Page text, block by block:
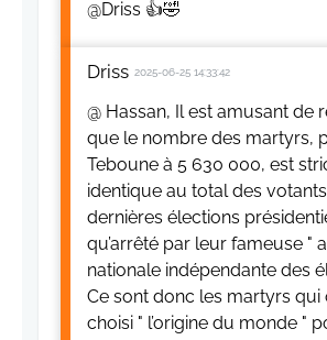
@Driss 👍🤣
Driss 2025-06-25 14:33:42
@ Hassan, Il est amusant de
que le nombre des martyrs,
Teboune à 5 630 000, est
identique au total des
dernières élections
qu’arrêté par leur fameuse "
nationale indépendante des
Ce sont donc les martyrs qui
choisi " l’origine du monde "